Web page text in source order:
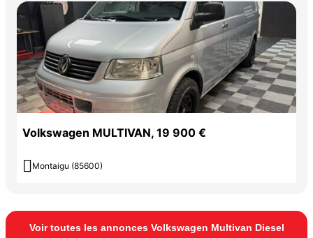
Volkswagen MULTIVAN, 19 900 €
 Montaigu (85600)
Voir toutes les annonces Volkswagen Multivan Diesel